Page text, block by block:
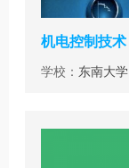
机电控制技术
学校： 东南大学